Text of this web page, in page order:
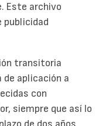
Este archivo
publicidad
transitoria
de aplicación a
con
siempre que así lo